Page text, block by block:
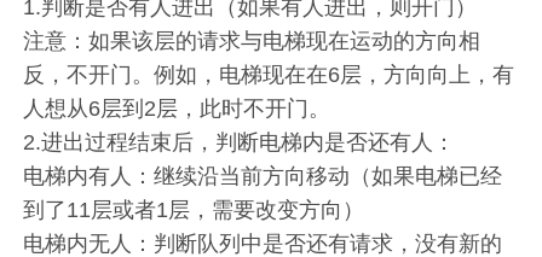
1.判断是否有人进出（如果有人进出，则开门）
注意：如果该层的请求与电梯现在运动的方向相
反，不开门。例如，电梯现在在6层，方向向上，有
人想从6层到2层，此时不开门。
2.进出过程结束后，判断电梯内是否还有人：
电梯内有人：继续沿当前方向移动（如果电梯已经
到了11层或者1层，需要改变方向）
电梯内无人：判断队列中是否还有请求，没有新的